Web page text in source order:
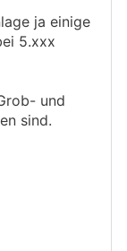
ja einige
5.xxx
und
sind.